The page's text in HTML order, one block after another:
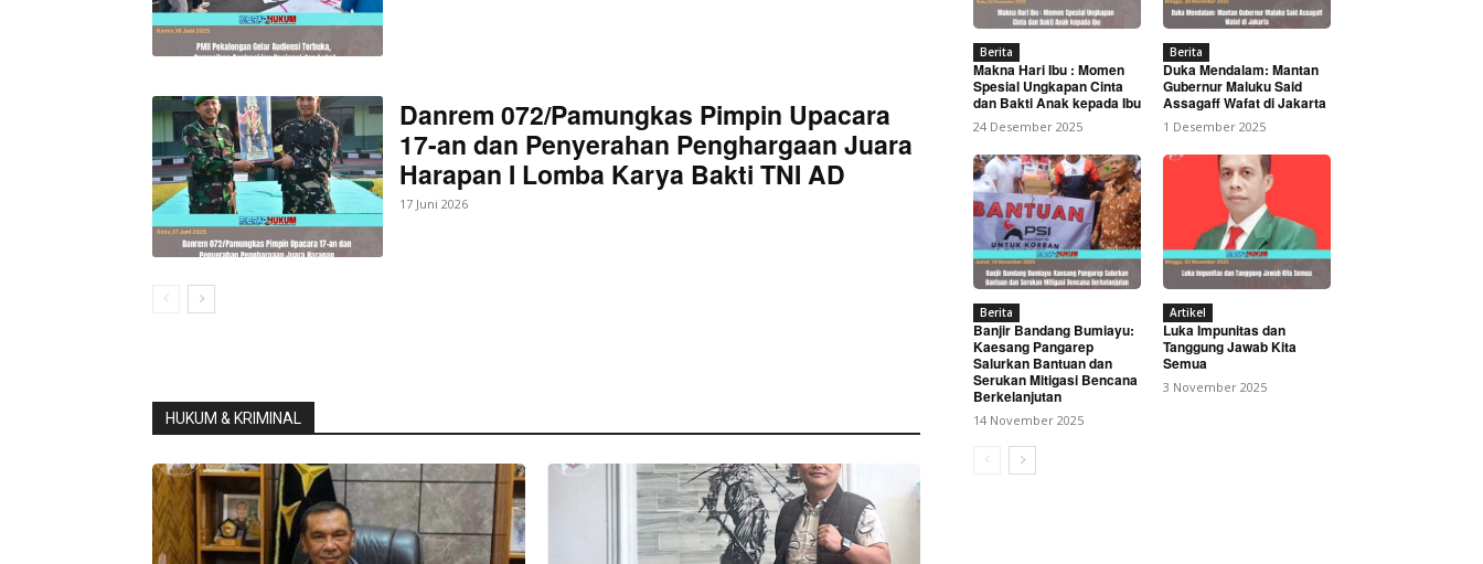
Berita Lainnya
PKDI Resmi Kukuhkan Pengurus DPC Kabupaten Pekalongan, Siap Perkuat Sinergi dan
Perjuangkan Kemajuan Desa
Danrem 072/Pamungkas Pimpin Upacara
17-an dan Penyerahan Penghargaan Juara
Harapan I Lomba Karya Bakti TNI AD
17 Juni 2026
HUKUM & KRIMINAL
Berita
Makna Hari Ibu : Momen
Spesial Ungkapan Cinta
dan Bakti Anak kepada Ibu
24 Desember 2025
Berita
Duka Mendalam: Mantan
Gubernur Maluku Said
Assagaff Wafat di Jakarta
1 Desember 2025
Berita
Banjir Bandang Bumiayu:
Kaesang Pangarep
Salurkan Bantuan dan
Serukan Mitigasi Bencana
Berkelanjutan
14 November 2025
Artikel
Luka Impunitas dan
Tanggung Jawab Kita
Semua
3 November 2025